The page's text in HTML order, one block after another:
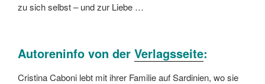
zu sich selbst – und zur Liebe …
Autoreninfo von der Verlagsseite:
Cristina Caboni lebt mit ihrer Familie auf Sardinien, wo sie